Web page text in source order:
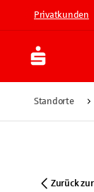
Privatkunden
Standorte
Zurück